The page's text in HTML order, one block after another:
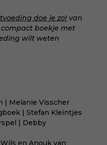
doe je zo! van
compact boekje met
wilt weten
| Melanie Visscher
| Stefan Kleintjes
| Debby
en Anouk van